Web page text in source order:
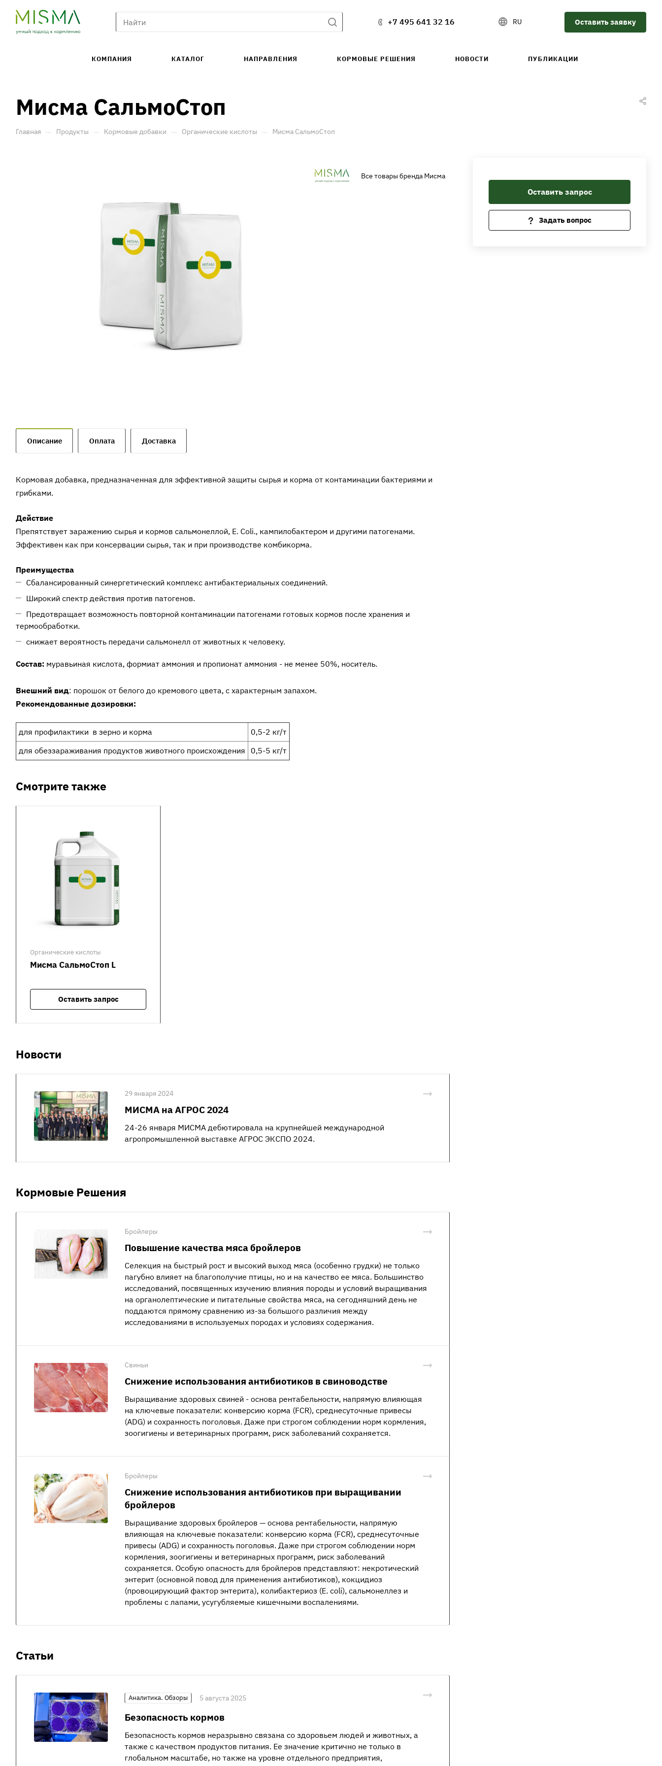
+7 495 641 32 16 RU Оставить заявку
КОМПАНИЯ КАТАЛОГ НАПРАВЛЕНИЯ КОРМОВЫЕ РЕШЕНИЯ НОВОСТИ ПУБЛИКАЦИИ
Мисма СальмоСтоп
Главная — Продукты — Кормовые добавки — Органические кислоты — Мисма СальмоСтоп
Оставить запрос
Задать вопрос
Все товары бренда Мисма
Описание Оплата Доставка
Кормовая добавка, предназначенная для эффективной защиты сырья и корма от контаминации бактериями и
грибками.
Действие
Препятствует заражению сырья и кормов сальмонеллой, E. Coli., кампилобактером и другими патогенами.
Эффективен как при консервации сырья, так и при производстве комбикорма.
Преимущества
Сбалансированный синергетический комплекс антибактериальных соединений.
Широкий спектр действия против патогенов.
Предотвращает возможность повторной контаминации патогенами готовых кормов после хранения и
термообработки.
снижает вероятность передачи сальмонелл от животных к человеку.
Состав: муравьиная кислота, формиат аммония и пропионат аммония - не менее 50%, носитель.
Внешний вид: порошок от белого до кремового цвета, с характерным запахом.
Рекомендованные дозировки:
для профилактики в зерно и корма
0,5-2 кг/т
для обеззараживания продуктов животного происхождения
0,5-5 кг/т
Смотрите также
Органические кислоты
Мисма СальмоСтоп L
Оставить запрос
Новости
29 января 2024
МИСМА на АГРОС 2024
24-26 января МИСМА дебютировала на крупнейшей международной
агропромышленной выставке АГРОС ЭКСПО 2024.
Кормовые Решения
Бройлеры
Повышение качества мяса бройлеров
Селекция на быстрый рост и высокий выход мяса (особенно грудки) не только
пагубно влияет на благополучие птицы, но и на качество ее мяса. Большинство
исследований, посвященных изучению влияния породы и условий выращивания
на органолептические и питательные свойства мяса, на сегодняшний день не
поддаются прямому сравнению из-за большого различия между
исследованиями в используемых породах и условиях содержания.
Свиньи
Снижение использования антибиотиков в свиноводстве
Выращивание здоровых свиней - основа рентабельности, напрямую влияющая
на ключевые показатели: конверсию корма (FCR), среднесуточные привесы
(ADG) и сохранность поголовья. Даже при строгом соблюдении норм кормления,
зоогигиены и ветеринарных программ, риск заболеваний сохраняется.
Бройлеры
Снижение использования антибиотиков при выращивании
бройлеров
Выращивание здоровых бройлеров — основа рентабельности, напрямую
влияющая на ключевые показатели: конверсию корма (FCR), среднесуточные
привесы (ADG) и сохранность поголовья. Даже при строгом соблюдении норм
кормления, зоогигиены и ветеринарных программ, риск заболеваний
сохраняется. Особую опасность для бройлеров представляют: некротический
энтерит (основной повод для применения антибиотиков), кокцидиоз
(провоцирующий фактор энтерита), колибактериоз (E. coli), сальмонеллез и
проблемы с лапами, усугубляемые кишечными воспалениями.
Статьи
Аналитика. Обзоры 5 августа 2025
Безопасность кормов
Безопасность кормов неразрывно связана со здоровьем людей и животных, а
также с качеством продуктов питания. Ее значение критично не только в
глобальном масштабе, но также на уровне отдельного предприятия,